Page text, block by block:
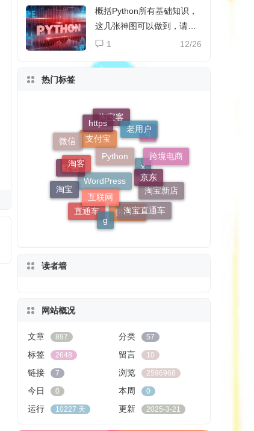
概括Python所有基础知识，
这几张神图可以做到，请收
下
12/26
1
热门标签
支付宝
淘宝客
q
x
WordPress
红包
微信
https 老用户
跨境电商
淘宝新店
拼多多
直通车
淘宝
淘客
Python
京东
淘宝直通车
g
互联网
读者墙
网站概况
文章 897 分类 57
标签 2648 留言 10
链接 7 浏览 2596968
今日 0 本周 0
运行 10227 天 更新 2025-3-21